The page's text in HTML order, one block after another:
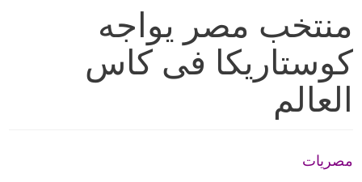
منتخب مصر يواجه
كوستاريكا فى كاس
العالم
مصريات